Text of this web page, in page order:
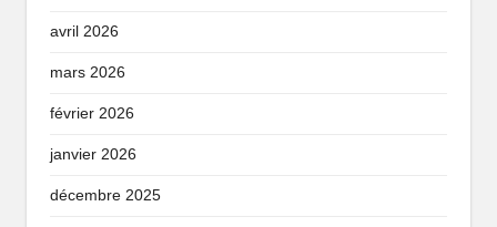
avril 2026
mars 2026
février 2026
janvier 2026
décembre 2025